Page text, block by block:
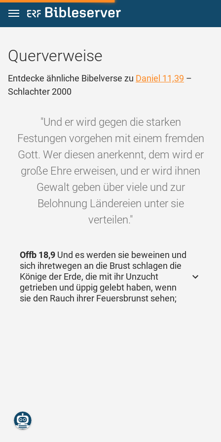
Zum Inhalt springen
Querverweise
Entdecke ähnliche Bibelverse zu Daniel 11,39 –
Schlachter 2000
"Und er wird gegen die starken
Festungen vorgehen mit einem fremden
Gott. Wer diesen anerkennt, dem wird er
große Ehre erweisen, und er wird ihnen
Gewalt geben über viele und zur
Belohnung Ländereien unter sie
verteilen."
Offb 18,9 Und es werden sie beweinen und
sich ihretwegen an die Brust schlagen die
Könige der Erde, die mit ihr Unzucht
getrieben und üppig gelebt haben, wenn
sie den Rauch ihrer Feuersbrunst sehen;